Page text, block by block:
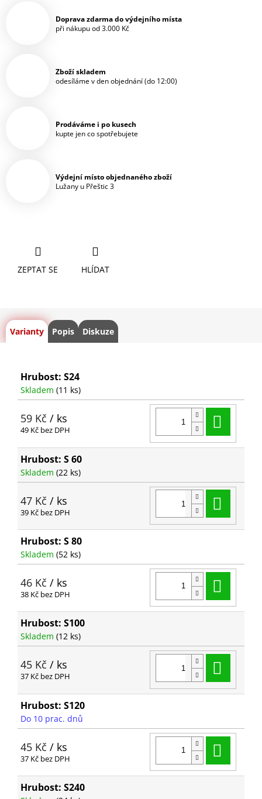
Doprava zdarma do výdejního místa
při nákupu od 3.000 Kč
Zboží skladem
odesíláme v den objednání (do 12:00)
Prodáváme i po kusech
kupte jen co spotřebujete
Výdejní místo objednaného zboží
Lužany u Přeštic 3
ZEPTAT SE HLÍDAT
Varianty Popis Diskuze
Hrubost: S24
Skladem (11 ks)
59 Kč / ks
49 Kč bez DPH
Hrubost: S 60
Skladem (22 ks)
47 Kč / ks
39 Kč bez DPH
Hrubost: S 80
Skladem (52 ks)
46 Kč / ks
38 Kč bez DPH
Hrubost: S100
Skladem (12 ks)
45 Kč / ks
37 Kč bez DPH
Hrubost: S120
Do 10 prac. dnů
45 Kč / ks
37 Kč bez DPH
Hrubost: S240